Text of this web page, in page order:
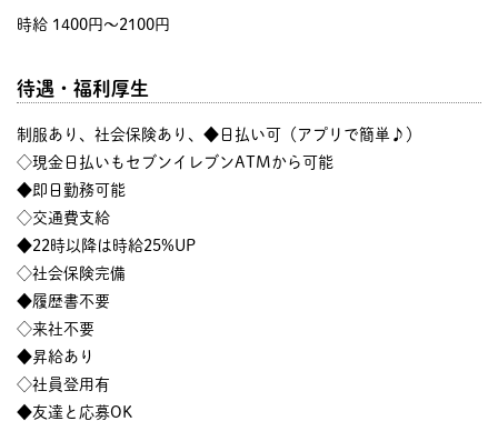
時給 1400円〜2100円
待遇・福利厚生
制服あり、社会保険あり、◆日払い可（アプリで簡単♪）
◇現金日払いもセブンイレブンATMから可能
◆即日勤務可能
◇交通費支給
◆22時以降は時給25%UP
◇社会保険完備
◆履歴書不要
◇来社不要
◆昇給あり
◇社員登用有
◆友達と応募OK